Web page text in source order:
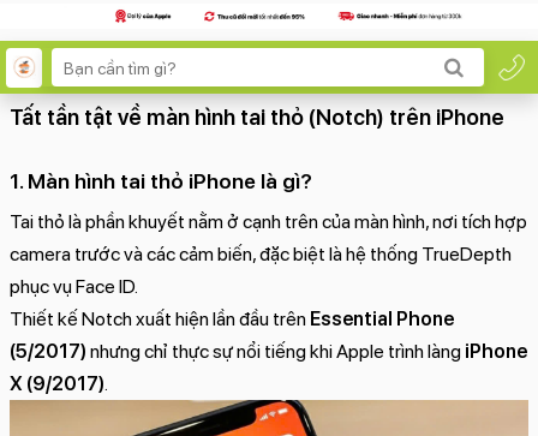
Tất tần tật về màn hình tai thỏ (Notch) trên iPhone
1. Màn hình tai thỏ iPhone là gì?
Tai thỏ là phần khuyết nằm ở cạnh trên của màn hình, nơi tích hợp
camera trước và các cảm biến, đặc biệt là hệ thống TrueDepth
phục vụ Face ID.
Thiết kế Notch xuất hiện lần đầu trên Essential Phone
(5/2017) nhưng chỉ thực sự nổi tiếng khi Apple trình làng iPhone
X (9/2017).